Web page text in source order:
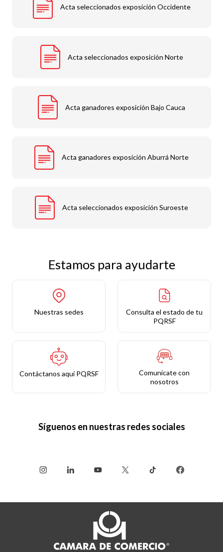
Acta seleccionados exposición Occidente
Acta seleccionados exposición Norte
Acta ganadores exposición Bajo Cauca
Acta ganadores exposición Aburrá Norte
Acta seleccionados exposición Suroeste
Estamos para ayudarte
Nuestras sedes
Consulta el estado de tu
PQRSF
Contáctanos aquí PQRSF
Comunícate con
nosotros
Síguenos en nuestras redes sociales